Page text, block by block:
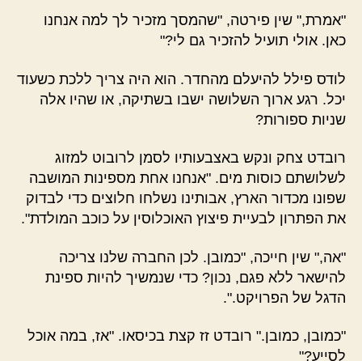
"אמרת," שין פירטה, "שהמסך מזכיר לך למה אנחנו
כאן. אולי תועיל להזכיר גם לי?"
לודס פילל להיעלם מהחדר. הוא היה צריך ללכת כשעוד
יכל. רגע ארוך השלושה ישבו בשתיקה, או שהיו אלה
שניות ספורות?
רובדט צחק ונקש באצבעותיו לסמן לרובוט למזוג
לשלושתם כוסות מים. "אנחנו אחת מספינות המושבה
שפונו מכדור הארץ, אבותינו נשלחו חלוצים כדי לבדוק
את הפתרון לבעיית פיצוץ האוכלוסין על כוכב המולדת".
"אה," שין חייכה, "כמובן. לכן החברה שלנו צריכה
להישאר ללא פגם, נכון? כדי שנמשיך להיות ספינת
הדגל של הפרויקט.".
"כמובן, כמובן." רובדט זז קצת בכיסאו. "אז, במה אוכל
לסייע?"